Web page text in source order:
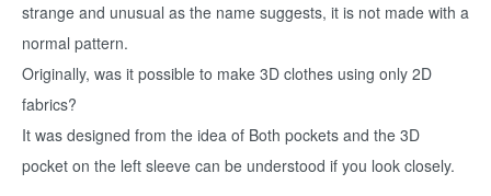
strange and unusual as the name suggests, it is not made with a
normal pattern.
Originally, was it possible to make 3D clothes using only 2D
fabrics?
It was designed from the idea of Both pockets and the 3D
pocket on the left sleeve can be understood if you look closely.